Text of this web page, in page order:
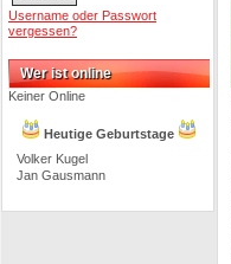
Username oder Passwort
vergessen?
Wer ist online
Keiner Online
Heutige Geburtstage
Volker Kugel
Jan Gausmann